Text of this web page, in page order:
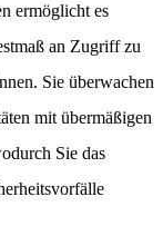
ermöglicht es
an Zugriff zu
Sie überwachen
mit übermäßigen
Sie das